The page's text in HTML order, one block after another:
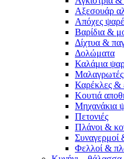
Αξεσουάρ
Απόχες
Βαρίδια &
Δίχτυα &
Δολώματα
Καλάμια
Μαλαγρωτές
Καρέκλες &
Κουτιά
Μηχανάκια
Πετονιές
Πλάνοι &
Συναγερμοί
Φελλοί &